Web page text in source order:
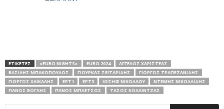
ΕΤΙΚΕΤΕΣ «EURO NIGHTS» EURO 2024
ΆΓΓΕΛΟΣ ΧΑΡΙΣΤΈΑΣ
ΒΑΣΊΛΗΣ ΜΠΑΚΌΠΟΥΛΟΣ
ΓΙΟΎΡΚΑΣ ΣΕΪΤΑΡΊΔΗΣ
ΓΙΏΡΓΟΣ ΤΡΑΠΕΖΑΝΊΔΗΣ
ΓΙΏΡΓΟΣ ΧΑΪΚΆΛΗΣ
ΕΡΤ1 ΕΡΤ3 ΙΩΣΉΦ ΝΙΚΟΛΆΟΥ
ΝΤΈΜΗΣ ΝΙΚΟΛΑΪ́ΔΗΣ
ΠΆΝΟΣ ΒΌΓΛΗΣ
ΠΆΝΟΣ ΜΠΛΈΤΣΟΣ ΤΆΣΟΣ ΚΟΛΛΊΝΤΖΑΣ